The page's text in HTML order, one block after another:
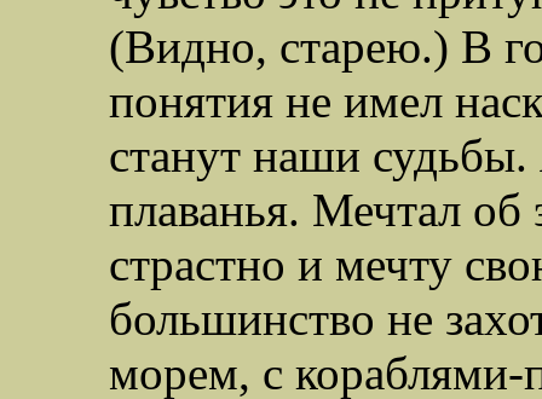
(Видно, старею.) В
понятия не имел
станут наши судьбы.
плаванья. Мечтал об
страстно и мечту
большинство не
морем, с кораблями-